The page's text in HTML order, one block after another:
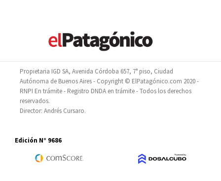
Propietaria IGD SA, Avenida Córdoba 657, 7° piso, Ciudad
Autónoma de Buenos Aires - Copyright © ElPatagónico.com 2020 -
RNPI En trámite - Registro DNDA en trámite - Todos los derechos
reservados.
Director: Andrés Cursaro.
Edición N° 9686